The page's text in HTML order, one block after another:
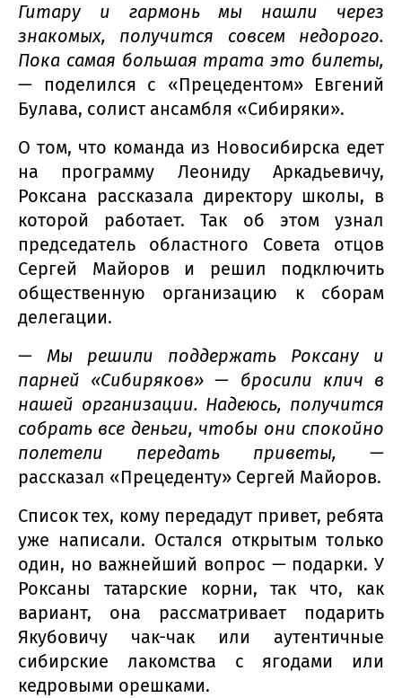
Гитару и гармонь мы нашли через
знакомых, получится совсем недорого.
Пока самая большая трата это билеты,
— поделился с «Прецедентом» Евгений
Булава, солист ансамбля «Сибиряки».
О том, что команда из Новосибирска едет
на программу Леониду Аркадьевичу,
Роксана рассказала директору школы, в
которой работает. Так об этом узнал
председатель областного Совета отцов
Сергей Майоров и решил подключить
общественную организацию к сборам
делегации.
— Мы решили поддержать Роксану и
парней «Сибиряков» — бросили клич в
нашей организации. Надеюсь, получится
собрать все деньги, чтобы они спокойно
полетели передать приветы, —
рассказал «Прецеденту» Сергей Майоров.
Список тех, кому передадут привет, ребята
уже написали. Остался открытым только
один, но важнейший вопрос — подарки. У
Роксаны татарские корни, так что, как
вариант, она рассматривает подарить
Якубовичу чак-чак или аутентичные
сибирские лакомства с ягодами или
кедровыми орешками.